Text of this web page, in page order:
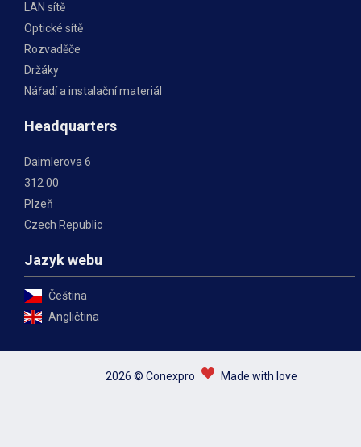
LAN sítě
Optické sítě
Rozvaděče
Držáky
Nářadí a instalační materiál
Headquarters
Daimlerova 6
312 00
Plzeň
Czech Republic
Jazyk webu
Čeština
Angličtina
2026 © Conexpro Made with love